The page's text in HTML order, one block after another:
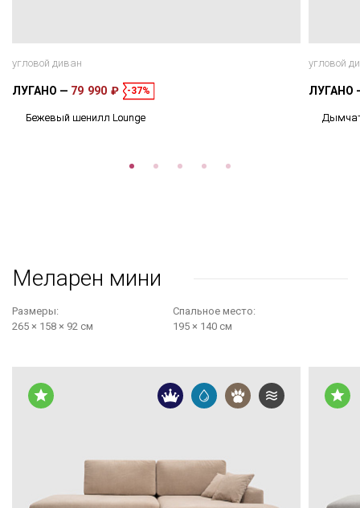
угловой диван
ЛУГАНО 79 990 ₽ -37%
Бежевый шенилл Lounge
угловой
ЛУГАНО
Меларен мини
Размеры:
265 × 158 × 92 см
Cпальное место:
195 × 140 см